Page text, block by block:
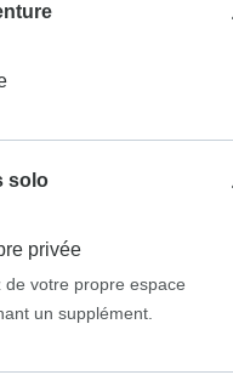
solo
privée
de votre propre espace
un supplément.